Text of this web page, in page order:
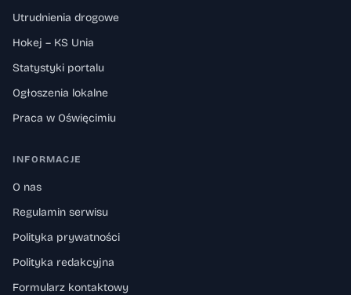
Utrudnienia drogowe
Hokej – KS Unia
Statystyki portalu
Ogłoszenia lokalne
Praca w Oświęcimiu
INFORMACJE
O nas
Regulamin serwisu
Polityka prywatności
Polityka redakcyjna
Formularz kontaktowy